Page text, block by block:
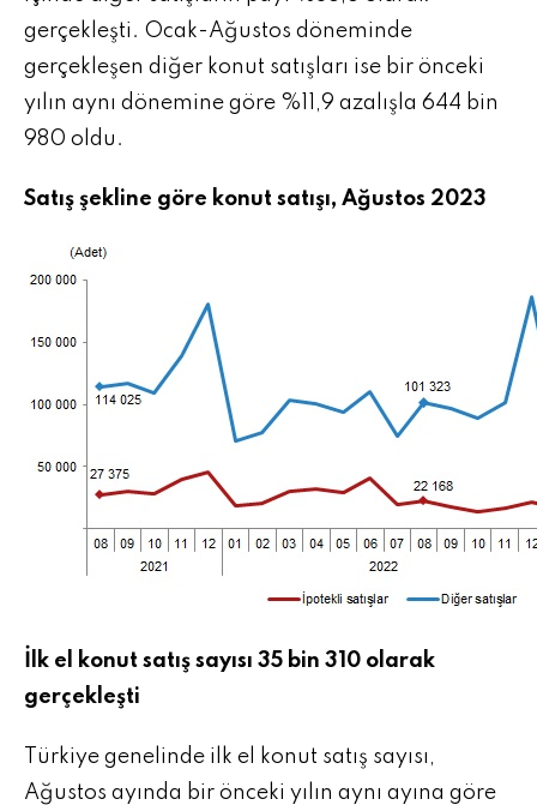
gerçekleşti. Ocak-Ağustos döneminde
gerçekleşen diğer konut satışları ise bir önceki
yılın aynı dönemine göre %11,9 azalışla 644 bin
980 oldu.
Satış şekline göre konut satışı, Ağustos 2023
İlk el konut satış sayısı 35 bin 310 olarak
gerçekleşti
Türkiye genelinde ilk el konut satış sayısı,
Ağustos ayında bir önceki yılın aynı ayına göre